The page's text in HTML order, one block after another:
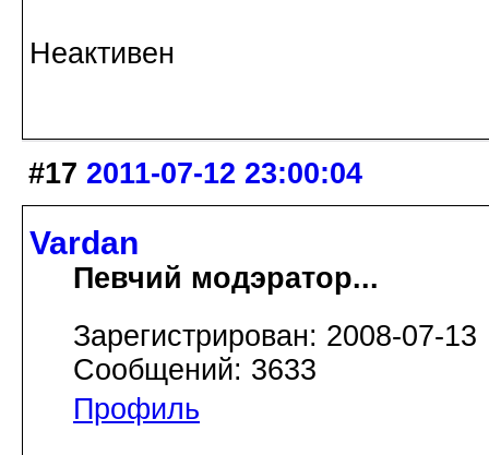
Неактивен
#17 2011-07-12 23:00:04
Vardan
Певчий модэратор...
Зарегистрирован: 2008-07-13
Сообщений: 3633
Профиль